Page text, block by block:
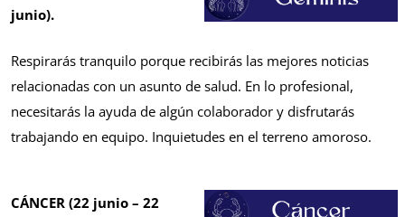
junio).
Respirarás tranquilo porque recibirás las mejores noticias
relacionadas con un asunto de salud. En lo profesional,
necesitarás la ayuda de algún colaborador y disfrutarás
trabajando en equipo. Inquietudes en el terreno amoroso.
CÁNCER (22 junio – 22